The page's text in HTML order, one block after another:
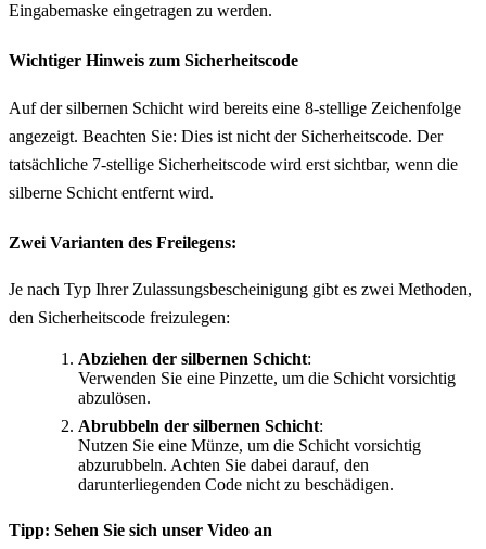
Eingabemaske eingetragen zu werden.
Wichtiger Hinweis zum Sicherheitscode
Auf der silbernen Schicht wird bereits eine 8-stellige Zeichenfolge
angezeigt. Beachten Sie: Dies ist nicht der Sicherheitscode. Der
tatsächliche 7-stellige Sicherheitscode wird erst sichtbar, wenn die
silberne Schicht entfernt wird.
Zwei Varianten des Freilegens:
Je nach Typ Ihrer Zulassungsbescheinigung gibt es zwei Methoden,
den Sicherheitscode freizulegen:
Abziehen der silbernen Schicht:
Verwenden Sie eine Pinzette, um die Schicht vorsichtig
abzulösen.
Abrubbeln der silbernen Schicht:
Nutzen Sie eine Münze, um die Schicht vorsichtig
abzurubbeln. Achten Sie dabei darauf, den
darunterliegenden Code nicht zu beschädigen.
Tipp: Sehen Sie sich unser Video an